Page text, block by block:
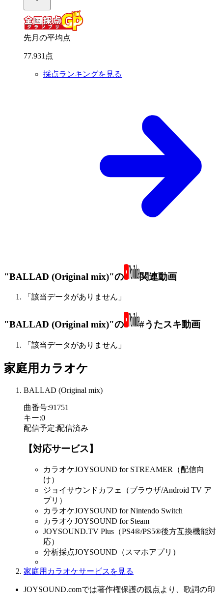
先月の平均点
77.931 点
採点ランキングを見る
"BALLAD (Original mix)"の 関連動画
「該当データがありません」
"BALLAD (Original mix)"の #うたスキ動画
「該当データがありません」
家庭用カラオケ
BALLAD (Original mix)
曲番号:91751
キー:0
配信予定:配信済み
【対応サービス】
カラオケJOYSOUND for STREAMER（配信向
け）
ジョイサウンドカフェ（ブラウザ/Android TV ア
プリ）
カラオケJOYSOUND for Nintendo Switch
カラオケJOYSOUND for Steam
JOYSOUND.TV Plus（PS4®/PS5®後方互換機能対
応）
分析採点JOYSOUND（スマホアプリ）
家庭用カラオケサービスを見る
JOYSOUND.comでは著作権保護の観点より、歌詞の印